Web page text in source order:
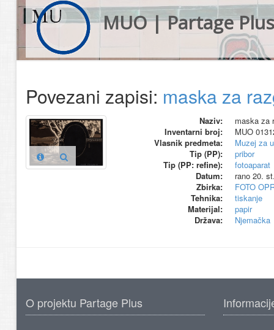
MUO | Partage Plus
Povezani zapisi: maska za
Naziv:
maska za
Inventarni broj:
MUO
Vlasnik predmeta:
Muzej za
Tip (PP):
pribor
Tip (PP: refine):
fotoaparat
Datum:
rano 20.
Zbirka:
FOTO
Tehnika:
tiskanje
Materijal:
papir
Država:
Njemačka
O projektu Partage Plus